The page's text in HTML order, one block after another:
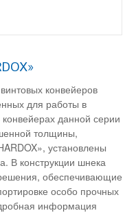
конвейеров
для работы в
данной серии
толщины,
установлены
В конструкции шнека
обеспечивающие
особо прочных
информация